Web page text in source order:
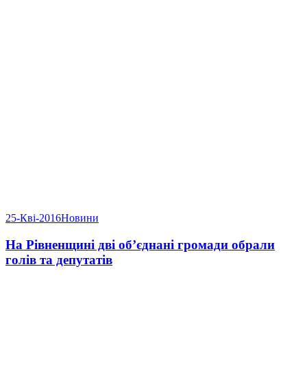
25-Кві-2016Новини
На Рівненщині дві об’єднані громади обрали
голів та депутатів